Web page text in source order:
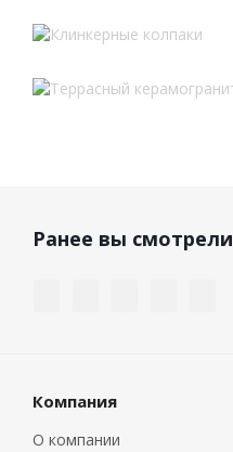
Ранее вы смотрели
Компания
О компании